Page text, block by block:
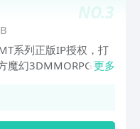
NO.3
系列正版IP授权，打
魔幻3DMMORPG手
形象和写实形象可自
更多